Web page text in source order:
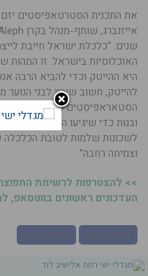
את התכנית הסטרטאפיסטים יזם
שנים: “כלכלת ישראל חייבת
האוכלוסיות בישראל. זו המהות
היא ההייטק וכדי להביא הרבה
להייטק, חשוב שיהיו לבני הנוער
הסטאראפיסטים נועדה לאפשר
ובנות כדי שיגיעו הכי רחוק
וצמיחה רחבה”.
>> להצטרפות לרשימת
העדכונים ראשונים בווטסאפ,